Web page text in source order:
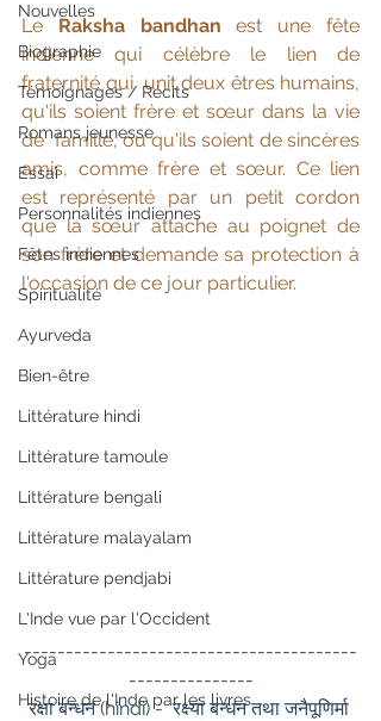
Nouvelles
Biographie
Témoignages / Récits
Romans jeunesse
Essai
Personnalités indiennes
Fêtes indiennes
Spiritualité
Ayurveda
Bien-être
Littérature hindi
Littérature tamoule
Littérature bengali
Littérature malayalam
Littérature pendjabi
L'Inde vue par l'Occident
Yoga
Histoire de l'Inde par les livres
Le Raksha bandhan est une fête
indienne qui célèbre le lien de
fraternité qui  unit deux êtres humains,
qu'ils soient frère et sœur dans la vie
de  famille, ou qu'ils soient de sincères
amis, comme frère et sœur. Ce lien
est représenté par un petit cordon
que la sœur attache au poignet de
son frère et demande sa protection à
l'occasion de ce jour particulier.
----------------------------------------
---------------
रक्षा बन्धन (hindi) -  रक्ष्या बन्धन तथा जनैपूणिर्मा